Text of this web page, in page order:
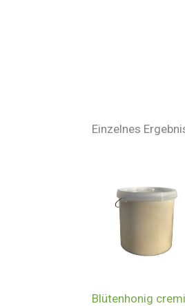
Einzelnes
Blütenhonig